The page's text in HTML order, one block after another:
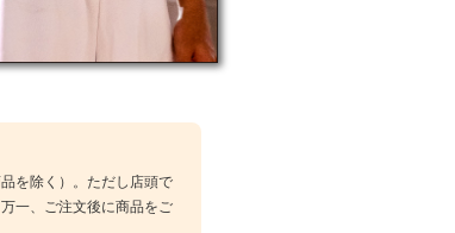
を除く）。ただし店頭で
一、ご注文後に商品をご